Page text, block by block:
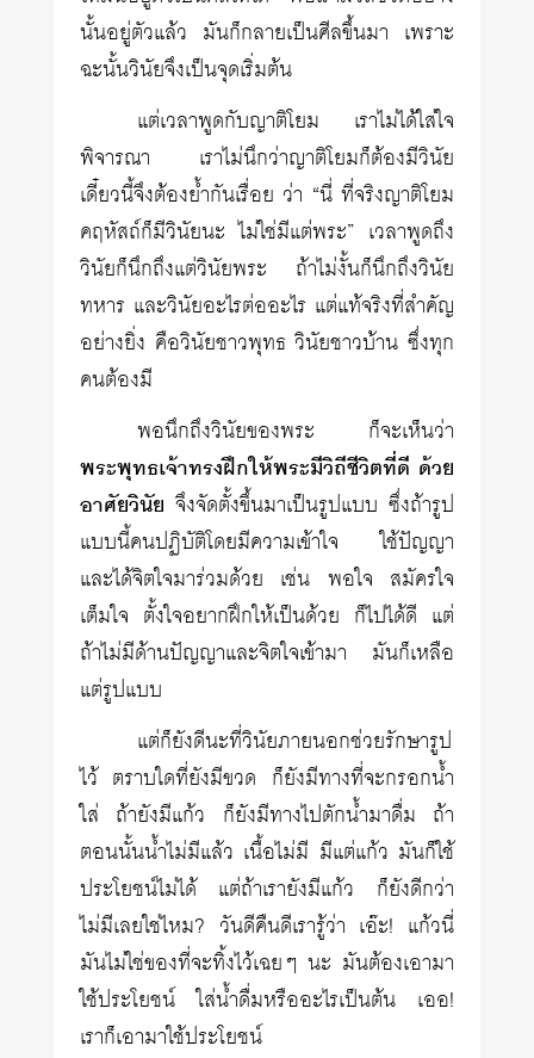
นั้นอยู่ตัวแล้ว มันก็กลายเป็นศีลขึ้นมา เพราะ
ฉะนั้นวินัยจึงเป็นจุดเริ่มต้น
แต่เวลาพูดกับญาติโยม เราไม่ได้ใส่ใจ
พิจารณา เราไม่นึกว่าญาติโยมก็ต้องมีวินัย
เดี๋ยวนี้จึงต้องย้ำกันเรื่อย ว่า “นี่ ที่จริงญาติโยม
คฤหัสถ์ก็มีวินัยนะ ไม่ใช่มีแต่พระ” เวลาพูดถึง
วินัยก็นึกถึงแต่วินัยพระ ถ้าไม่งั้นก็นึกถึงวินัย
ทหาร และวินัยอะไรต่ออะไร แต่แท้จริงที่สำคัญ
อย่างยิ่ง คือวินัยชาวพุทธ วินัยชาวบ้าน ซึ่งทุก
คนต้องมี
พอนึกถึงวินัยของพระ ก็จะเห็นว่า
พระพุทธเจ้าทรงฝึกให้พระมีวิถีชีวิตที่ดี ด้วย
อาศัยวินัย จึงจัดตั้งขึ้นมาเป็นรูปแบบ ซึ่งถ้ารูป
แบบนี้คนปฏิบัติโดยมีความเข้าใจ ใช้ปัญญา
และได้จิตใจมาร่วมด้วย เช่น พอใจ สมัครใจ
เต็มใจ ตั้งใจอยากฝึกให้เป็นด้วย ก็ไปได้ดี แต่
ถ้าไม่มีด้านปัญญาและจิตใจเข้ามา มันก็เหลือ
แต่รูปแบบ
แต่ก็ยังดีนะที่วินัยภายนอกช่วยรักษารูป
ไว้ ตราบใดที่ยังมีขวด ก็ยังมีทางที่จะกรอกน้ำ
ใส่ ถ้ายังมีแก้ว ก็ยังมีทางไปตักน้ำมาดื่ม ถ้า
ตอนนั้นน้ำไม่มีแล้ว เนื้อไม่มี มีแต่แก้ว มันก็ใช้
ประโยชน์ไม่ได้ แต่ถ้าเรายังมีแก้ว ก็ยังดีกว่า
ไม่มีเลยใช่ไหม? วันดีคืนดีเรารู้ว่า เอ๊ะ! แก้วนี่
มันไม่ใช่ของที่จะทิ้งไว้เฉยๆ นะ มันต้องเอามา
ใช้ประโยชน์ ใส่น้ำดื่มหรืออะไรเป็นต้น เออ!
เราก็เอามาใช้ประโยชน์